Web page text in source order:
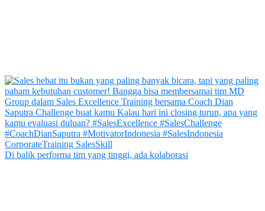
Di balik performa tim yang tinggi, ada kolaborasi